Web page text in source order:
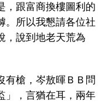
，跟富商換樓圖利的
。所以我懇請各位社
，說到地老天荒為
有槍，岑敖暉ＢＢ問
」，言猶在耳，兩年